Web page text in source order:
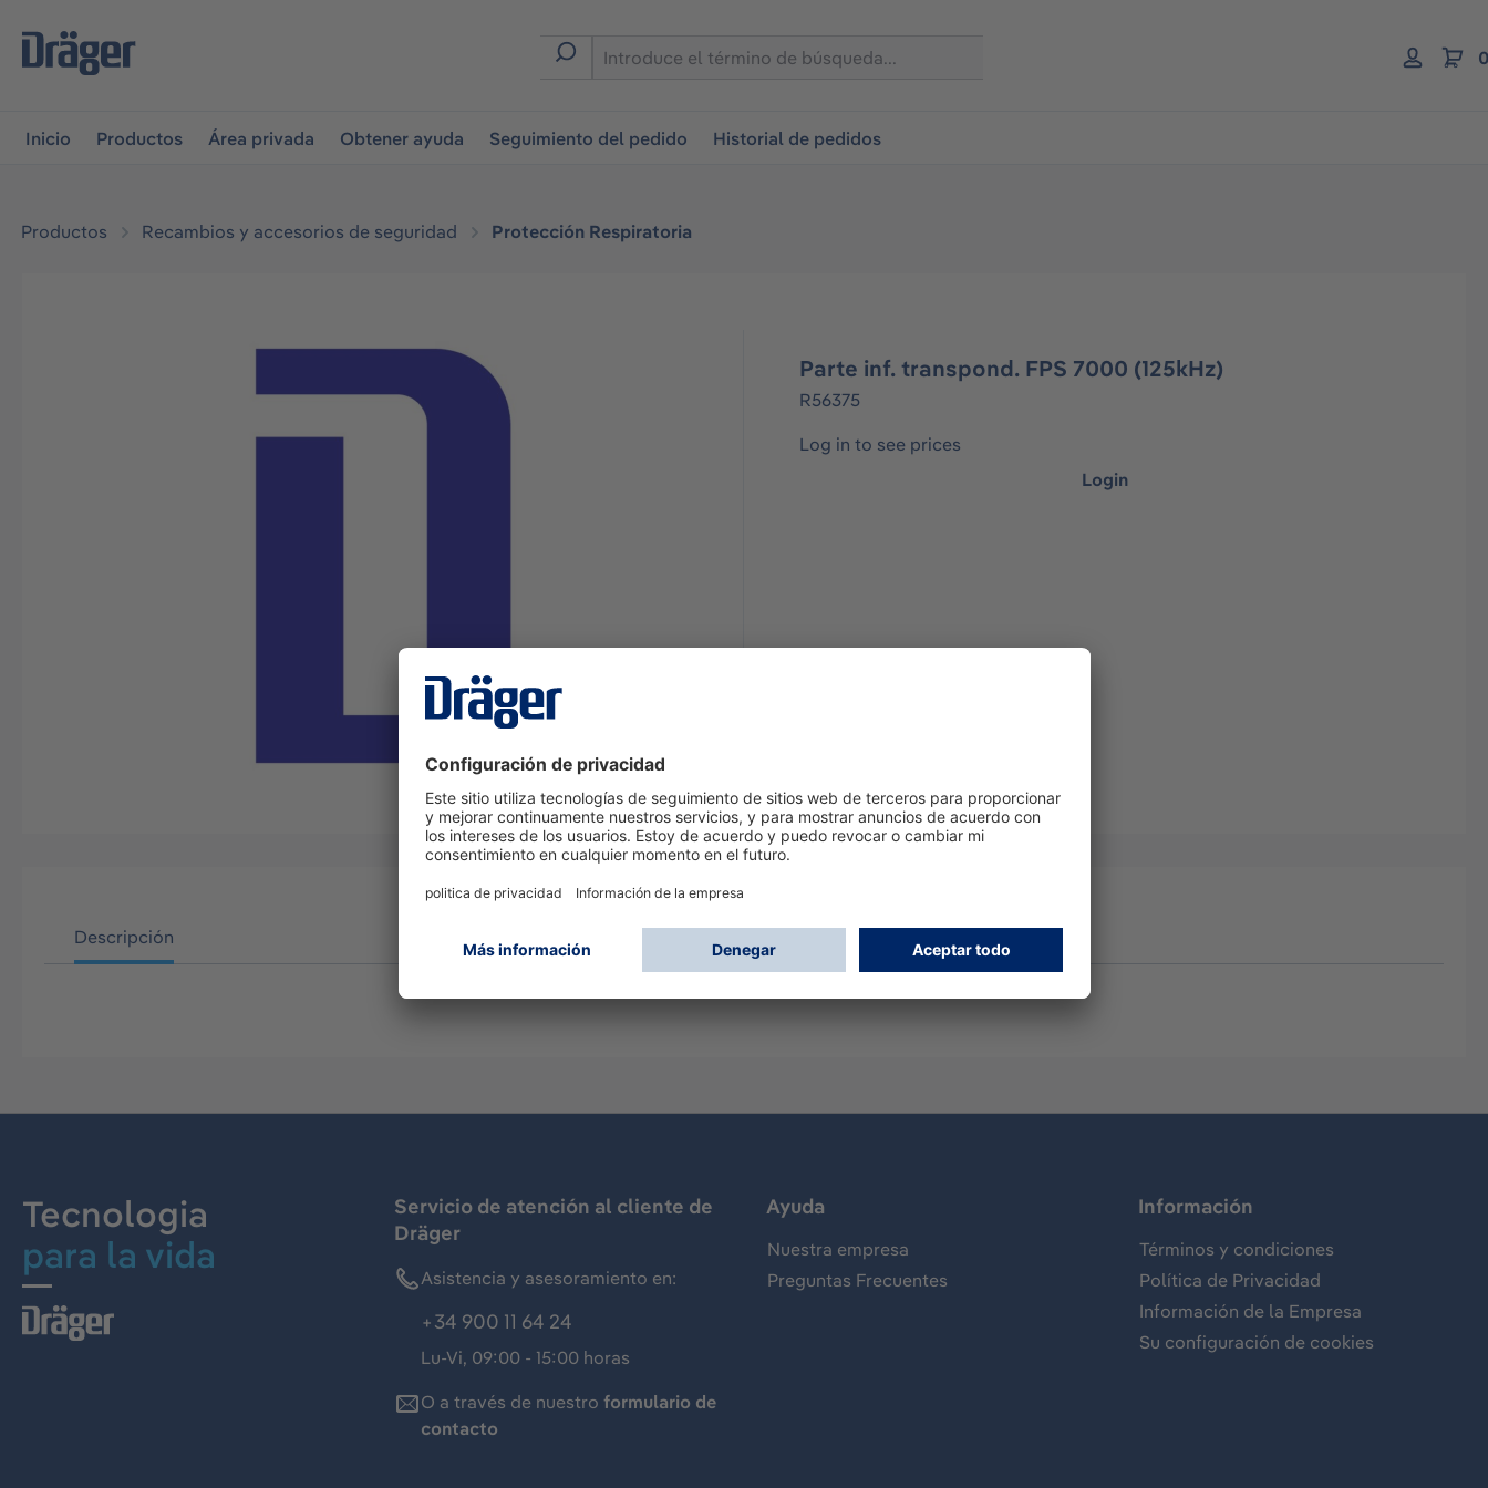
la navegación principal
Inicio Productos Área privada Obtener ayuda Seguimiento del pedido Historial de pedidos
Productos Recambios y accesorios de seguridad Protección Respiratoria
Parte inf. transpond. FPS 7000 (125kHz)
R56375
Log in to see prices
Login
Descripción
Tecnologia
para la vida
Servicio de atención al cliente de
Dräger
Asistencia y asesoramiento en:
+34 900 11 64 24
Lu-Vi, 09:00 - 15:00 horas
O a través de nuestro formulario de
contacto
Ayuda
Nuestra empresa
Preguntas Frecuentes
Información
Términos y condiciones
Política de Privacidad
Información de la Empresa
Su configuración de cookies